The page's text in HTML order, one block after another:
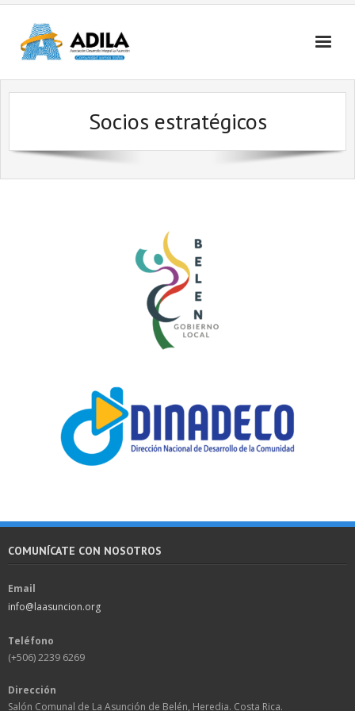
Nosotros
Socios estratégicos
COMUNÍCATE CON NOSOTROS
Email
info@laasuncion.org
Teléfono
(+506) 2239 6269
Dirección
Salón Comunal de La Asunción de Belén, Heredia. Costa Rica.